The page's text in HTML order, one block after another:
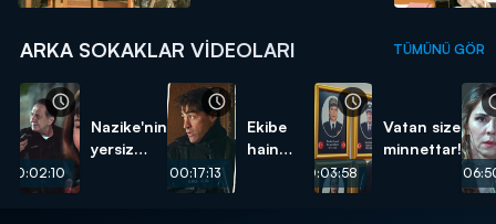
ARKA SOKAKLAR VIDEOLARI TÜMÜNÜ GÖR
00:02:10
Nazike'nin
yersiz
00:17:13
Ekibe
hain
00:03:58
Vatan size
minnettar!